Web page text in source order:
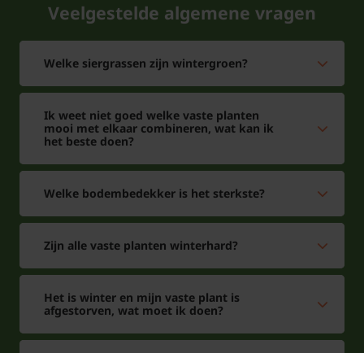
Zet de Campanula carpatica 'Weisse Clips' in de volle
grond, goed doorlatend en die een beetje kalkrijk is.
De Campanula carpatica 'Weisse Clips' houdt niet
van natte voeten in de winter. De winterhardheid is
verder gewoon goed. De standplaats mag een
zonnige plek in de border zijn. De Campanula
combineren met een andere vaste plant.
Kan de Campanula carpatica 'Weisse
Clips' met andere planten worden
gecombineerd?
carpatica 'Weisse Clips' gecombineerd met andere
vaste planten zoals Lavandula, lage heesters en
Veelgestelde algemene vragen
Welke siergrassen zijn wintergroen?
Ik weet niet goed welke vaste planten
mooi met elkaar combineren, wat kan ik
het beste doen?
Welke bodembedekker is het sterkste?
Zijn alle vaste planten winterhard?
Het is winter en mijn vaste plant is
afgestorven, wat moet ik doen?